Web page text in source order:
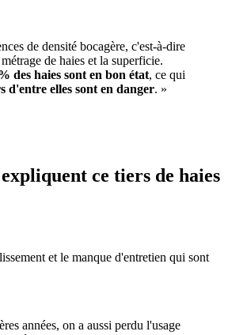
de densité bocagère, c'est-à-dire
de haies et la superficie.
des haies sont en bon état, ce qui
d'entre elles sont en danger. »
ce tiers de haies
et le manque d'entretien qui sont
années, on a aussi perdu l'usage